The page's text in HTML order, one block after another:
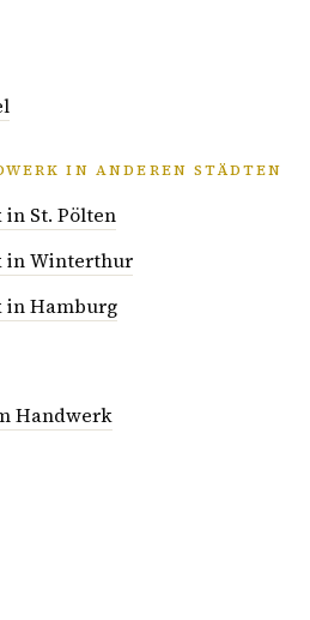
IN ANDEREN STÄDTEN
St. Pölten
in Winterthur
in Hamburg
Handwerk